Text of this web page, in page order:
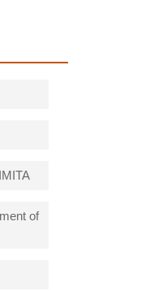
of